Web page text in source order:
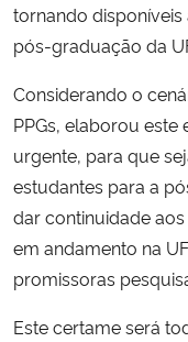
tornando disponíveis
pós-graduação da
Considerando o
PPGs, elaborou
urgente, para que
estudantes para a
dar continuidade
em andamento na
promissoras
Este certame será